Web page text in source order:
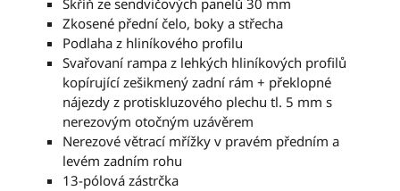
Skříň ze sendvičových panelů 30 mm
Zkosené přední čelo, boky a střecha
Podlaha z hliníkového profilu
Svařovaní rampa z lehkých hliníkových profilů
kopírující zešikmený zadní rám + překlopné
nájezdy z protiskluzového plechu tl. 5 mm s
nerezovým otočným uzávěrem
Nerezové větrací mřížky v pravém předním a
levém zadním rohu
13-pólová zástrčka